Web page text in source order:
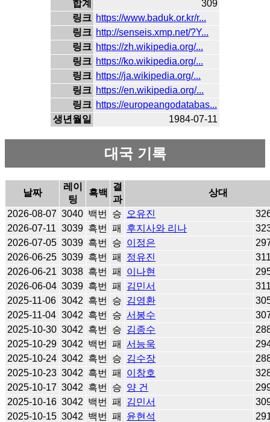
합계
309
링크 https://www.baduk.or.kr/r...
링크 http://senseis.xmp.net/?Y...
링크 https://zh.wikipedia.org/...
링크 https://ko.wikipedia.org/...
링크 https://ja.wikipedia.org/...
링크 https://en.wikipedia.org/...
링크 https://europeangodatabas...
생년월일
1984-07-11
대국 기록
날짜
레이
팅
흑백
결
과
상대
2026-08-07 3040 백번 승 오유진
2026-07-11 3039 흑번 패 후지사와 리나
2026-07-05 3039 흑번 승 이정은
2026-06-25 3039 흑번 패 정유진
2026-06-21 3038 흑번 패 이나현
2026-06-04 3039 흑번 패 김민서
2025-11-06 3042 흑번 승 김영환
2025-11-04 3042 흑번 승 서봉수
2025-10-30 3042 흑번 승 김종수
2025-10-29 3042 백번 패 서능욱
2025-10-24 3042 흑번 승 김수장
2025-10-23 3042 흑번 패 이창호
2025-10-17 3042 흑번 승 양 건
2025-10-16 3042 백번 패 김민서
2025-10-15 3042 백번 패 윤현석